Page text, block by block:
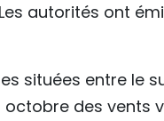
autorités ont
situées entre le
des vents